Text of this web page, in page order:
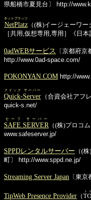
県船橋市夏見台〕
http://
NetPlatz
ネットプラッツ
（(株)イージェーワ
［共用,仮想専用,専用］《日本
0adWEBサービス
〔京都府
http://www.0ad-space.com/
POKONYAN.COM http://
Quick-Server
クイック サーバー
（合資会社アフ
quick-s.net/
SAFE SERVER
セーフ サーバー
（(株)プロコ
www.safeserver.jp/
SPPDレンタルサーバー （(
町〕
http://www.sppd.ne.jp/
Streaming Server Japan 〔東京
TipWeb Presence Provider （
ト